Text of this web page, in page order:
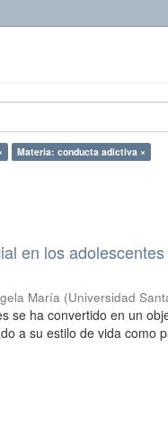
Materia: conducta adictiva ×
en los
María (Universidad
se ha convertido en un
a su estilo de vida como